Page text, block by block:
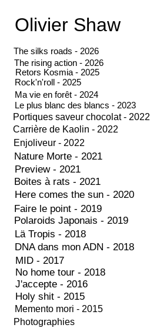
Faire le point - 2019
No home tour - 2018
J'accepte - 2016
Olivier Shaw
MID - 2017
DNA dans mon ADN - 2018
Lä Tropis - 2018
Here comes the sun - 2020
Holy shit - 2015
Polaroids Japonais - 2019
Boites à rats - 2021
Preview - 2021
Nature Morte - 2021
Enjoliveur - 2022
Carrière de Kaolin - 2022
Memento mori - 2015
Portiques saveur chocolat - 2022
Photographies
Ma vie en forêt - 2024
Retors Kosmia - 2025
Rock'n'roll - 2025
Le plus blanc des blancs - 2023
The silks roads - 2026
The rising action - 2026